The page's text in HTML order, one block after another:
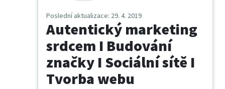
Poslední aktualizace: 29. 4. 2019
Autentický marketing
srdcem I Budování
značky I Sociální sítě I
Tvorba webu